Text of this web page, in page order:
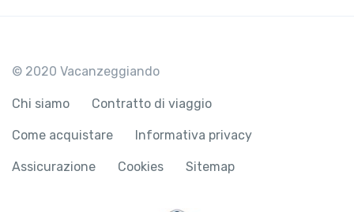
© 2020 Vacanzeggiando
Chi siamo Contratto di viaggio
Come acquistare Informativa privacy
Assicurazione Cookies Sitemap